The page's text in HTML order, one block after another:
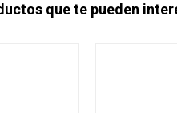
que te pueden